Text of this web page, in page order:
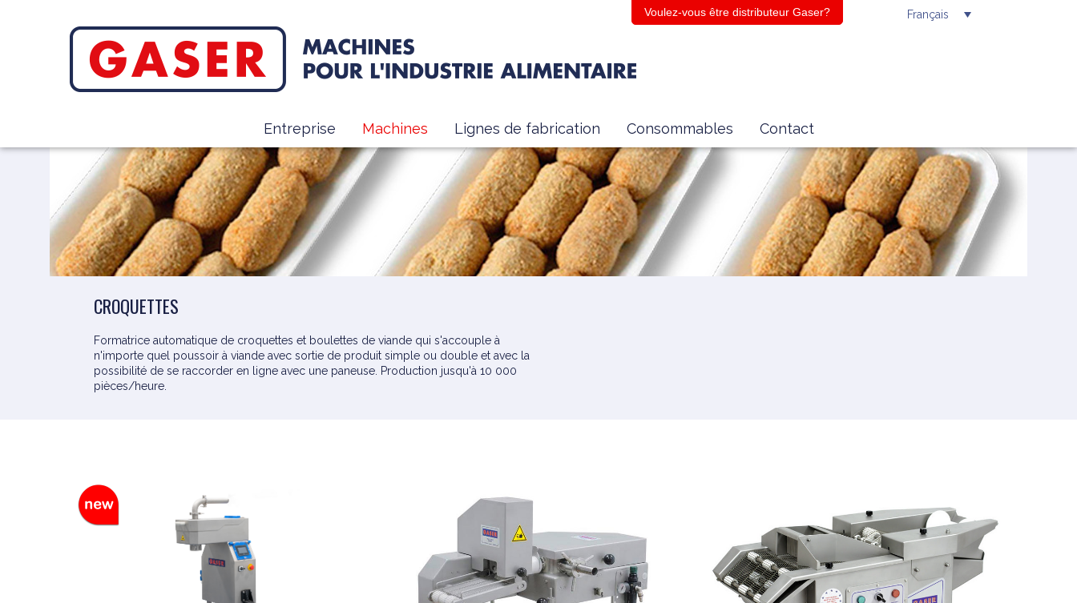
Voulez-vous être distributeur Gaser? Français
Entreprise Machines Lignes de fabrication Consommables Contact
CROQUETTES
Formatrice automatique de croquettes et boulettes de viande qui s'accouple à
n'importe quel poussoir à viande avec sortie de produit simple ou double et avec la
possibilité de se raccorder en ligne avec une paneuse. Production jusqu'à 10 000
pièces/heure.